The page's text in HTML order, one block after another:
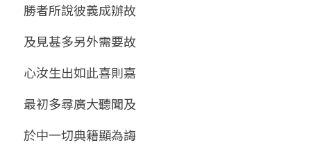
勝者所說彼義成辦故
及見甚多另外需要故
心汝生出如此喜則嘉
最初多尋廣大聽聞及
於中一切典籍顯為誨